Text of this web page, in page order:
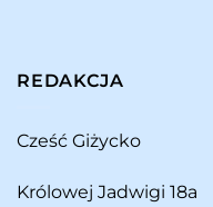
REDAKCJA
Cześć Giżycko
Królowej Jadwigi 18a